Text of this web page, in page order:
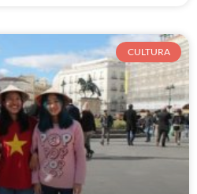
CULTURA